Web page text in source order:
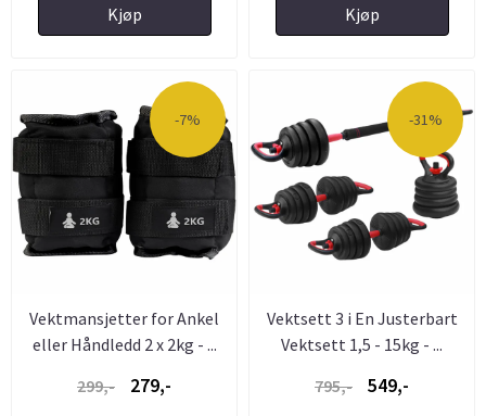
Kjøp Kjøp
-7%
Vektmansjetter for Ankel
eller Håndledd 2 x 2kg - ...
299,-
279,-
-31%
Vektsett 3 i En Justerbart
Vektsett 1,5 - 15kg - ...
795,-
549,-